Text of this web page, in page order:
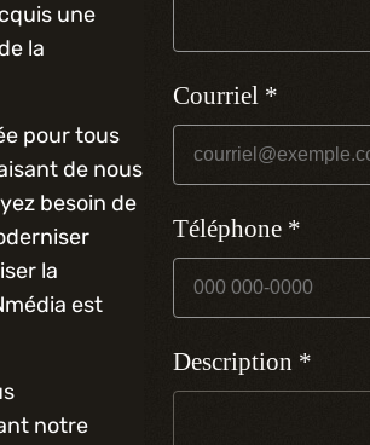
une
la
pour tous
de nous
besoin de
la
est
notre